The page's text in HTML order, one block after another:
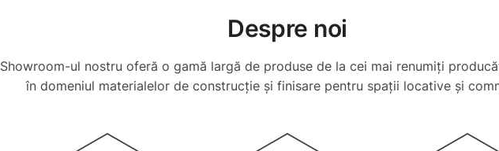
Despre noi
Showroom-ul nostru oferă o gamă largă de produse de la cei mai renumiți
în domeniul materialelor de construcție și finisare pentru spații locative și